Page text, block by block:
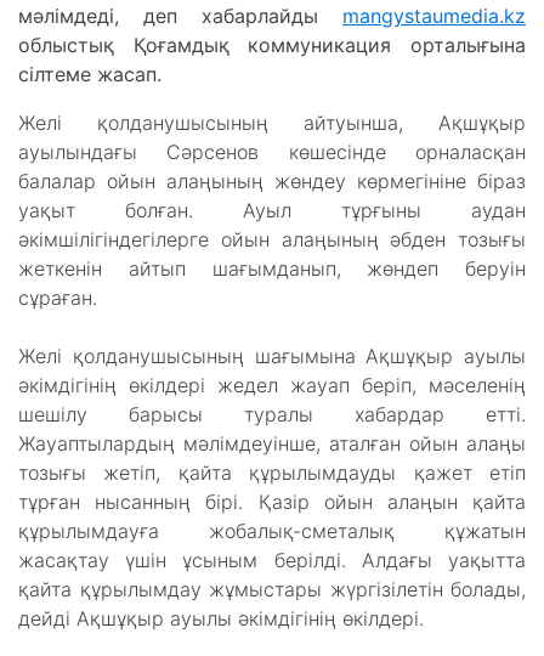
мәлімдеді, деп хабарлайды mangystaumedia.kz
облыстық Қоғамдық коммуникация орталығына
сілтеме жасап.
Желі қолданушысының айтуынша, Ақшұқыр
ауылындағы Сәрсенов көшесінде орналасқан
балалар ойын алаңының жөндеу көрмегініне біраз
уақыт болған. Ауыл тұрғыны аудан
әкімшілігіндегілерге ойын алаңының әбден тозығы
жеткенін айтып шағымданып, жөндеп беруін
сұраған.
Желі қолданушысының шағымына Ақшұқыр ауылы
əкімдігінің өкілдері жедел жауап беріп, мәселенің
шешілу барысы туралы хабардар етті.
Жауаптылардың мәлімдеуінше, аталған ойын алаңы
тозығы жетіп, қайта құрылымдауды қажет етіп
тұрған нысанның бірі. Қазір ойын алаңын қайта
құрылымдауға жобалық-сметалық құжатын
жасақтау үшін ұсыным берілді. Алдағы уақытта
қайта құрылымдау жұмыстары жүргізілетін болады,
дейді Ақшұқыр ауылы əкімдігінің өкілдері.